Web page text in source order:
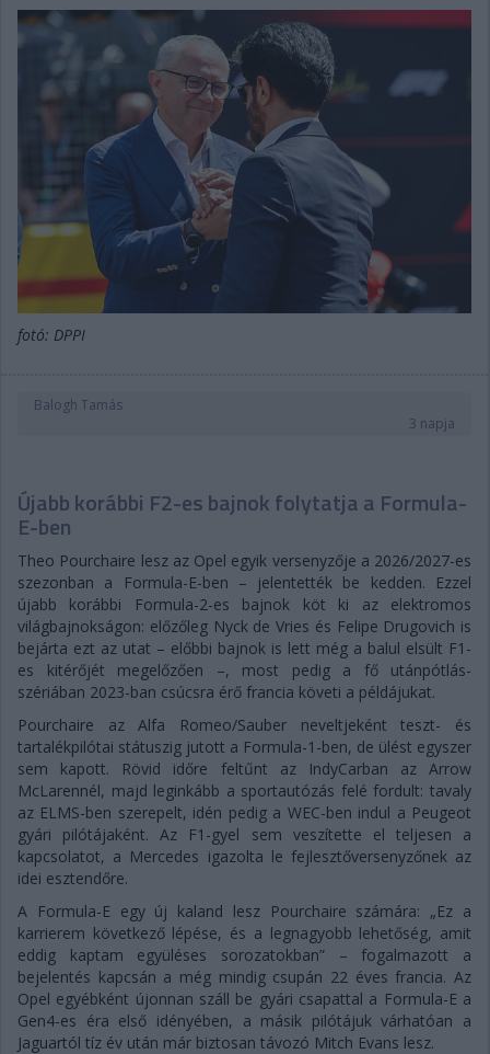
fotó: DPPI
Balogh Tamás
3 napja
Újabb korábbi F2-es bajnok folytatja a Formula-
E-ben
Theo Pourchaire lesz az Opel egyik versenyzője a 2026/2027-es
szezonban a Formula-E-ben – jelentették be kedden. Ezzel
újabb korábbi Formula-2-es bajnok köt ki az elektromos
világbajnokságon: előzőleg Nyck de Vries és Felipe Drugovich is
bejárta ezt az utat – előbbi bajnok is lett még a balul elsült F1-
es kitérőjét megelőzően –, most pedig a fő utánpótlás-
szériában 2023-ban csúcsra érő francia követi a példájukat.
Pourchaire az Alfa Romeo/Sauber neveltjeként teszt- és
tartalékpilótai státuszig jutott a Formula-1-ben, de ülést egyszer
sem kapott. Rövid időre feltűnt az IndyCarban az Arrow
McLarennél, majd leginkább a sportautózás felé fordult: tavaly
az ELMS-ben szerepelt, idén pedig a WEC-ben indul a Peugeot
gyári pilótájaként. Az F1-gyel sem veszítette el teljesen a
kapcsolatot, a Mercedes igazolta le fejlesztőversenyzőnek az
idei esztendőre.
A Formula-E egy új kaland lesz Pourchaire számára: „Ez a
karrierem következő lépése, és a legnagyobb lehetőség, amit
eddig kaptam együléses sorozatokban” – fogalmazott a
bejelentés kapcsán a még mindig csupán 22 éves francia. Az
Opel egyébként újonnan száll be gyári csapattal a Formula-E a
Gen4-es éra első idényében, a másik pilótájuk várhatóan a
Jaguartól tíz év után már biztosan távozó Mitch Evans lesz.